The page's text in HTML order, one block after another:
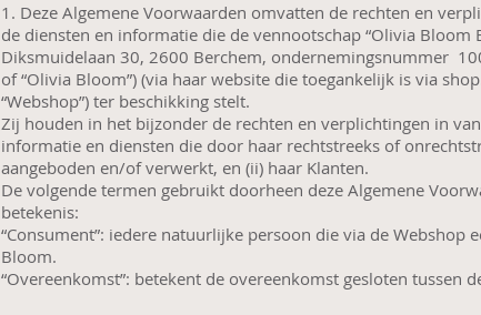
1. Deze Algemene Voorwaarden omvatten de rechten en
de diensten en informatie die de vennootschap “Olivia Bloom
Diksmuidelaan 30, 2600 Berchem, ondernemingsnummer
of “Olivia Bloom”) (via haar website die toegankelijk is via
“Webshop”) ter beschikking stelt.
Zij houden in het bijzonder de rechten en verplichtingen in
informatie en diensten die door haar rechtstreeks of
aangeboden en/of verwerkt, en (ii) haar Klanten.
De volgende termen gebruikt doorheen deze Algemene
betekenis:
“Consument”: iedere natuurlijke persoon die via de Webshop
Bloom.
“Overeenkomst”: betekent de overeenkomst gesloten tussen